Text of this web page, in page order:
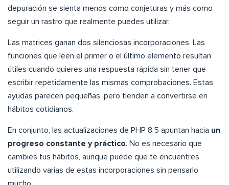
depuración se sienta menos como conjeturas y más como
seguir un rastro que realmente puedes utilizar.
Las matrices ganan dos silenciosas incorporaciones. Las
funciones que leen el primer o el último elemento resultan
útiles cuando quieres una respuesta rápida sin tener que
escribir repetidamente las mismas comprobaciones. Estas
ayudas parecen pequeñas, pero tienden a convertirse en
hábitos cotidianos.
En conjunto, las actualizaciones de PHP 8.5 apuntan hacia un
progreso constante y práctico. No es necesario que
cambies tus hábitos, aunque puede que te encuentres
utilizando varias de estas incorporaciones sin pensarlo